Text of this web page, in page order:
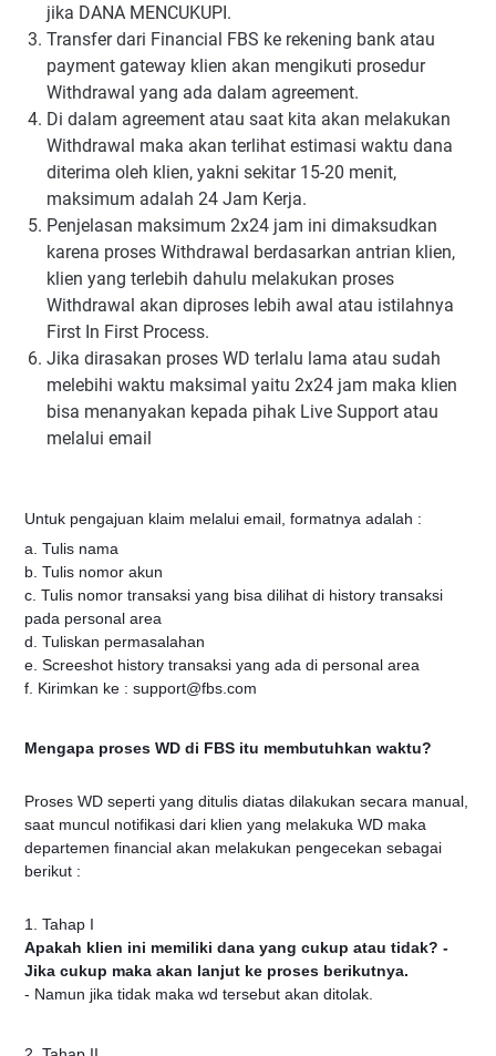
jika DANA MENCUKUPI.
Transfer dari Financial FBS ke rekening bank atau
payment gateway klien akan mengikuti prosedur
Withdrawal yang ada dalam agreement.
Di dalam agreement atau saat kita akan melakukan
Withdrawal maka akan terlihat estimasi waktu dana
diterima oleh klien, yakni sekitar 15-20 menit,
maksimum adalah 24 Jam Kerja.
Penjelasan maksimum 2x24 jam ini dimaksudkan
karena proses Withdrawal berdasarkan antrian klien,
klien yang terlebih dahulu melakukan proses
Withdrawal akan diproses lebih awal atau istilahnya
First In First Process.
Jika dirasakan proses WD terlalu lama atau sudah
melebihi waktu maksimal yaitu 2x24 jam maka klien
bisa menanyakan kepada pihak Live Support atau
melalui email
Untuk pengajuan klaim melalui email, formatnya adalah :
a. Tulis nama
b. Tulis nomor akun
c. Tulis nomor transaksi yang bisa dilihat di history transaksi
pada personal area
d. Tuliskan permasalahan
e. Screeshot history transaksi yang ada di personal area
f. Kirimkan ke : support@fbs.com
Mengapa proses WD di FBS itu membutuhkan waktu?
Proses WD seperti yang ditulis diatas dilakukan secara manual,
saat muncul notifikasi dari klien yang melakuka WD maka
departemen financial akan melakukan pengecekan sebagai
berikut :
1. Tahap I
Apakah klien ini memiliki dana yang cukup atau tidak? -
Jika cukup maka akan lanjut ke proses berikutnya.
- Namun jika tidak maka wd tersebut akan ditolak.